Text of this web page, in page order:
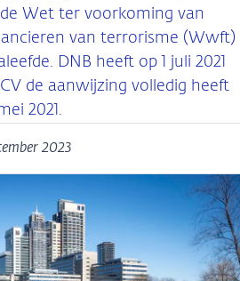
Wet ter voorkoming van
van terrorisme (Wwft)
DNB heeft op 1 juli 2021
de aanwijzing volledig heeft
2021.
2023